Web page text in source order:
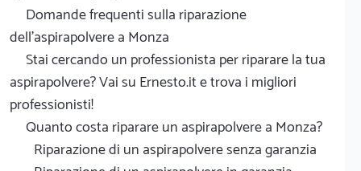
Domande frequenti sulla riparazione
dell'aspirapolvere a Monza
Stai cercando un professionista per riparare la tua
aspirapolvere? Vai su Ernesto.it e trova i migliori
professionisti!
Quanto costa riparare un aspirapolvere a Monza?
Riparazione di un aspirapolvere senza garanzia